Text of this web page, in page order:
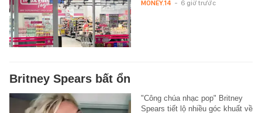
MONEY.14 - 6 giờ trước
Britney Spears bất ổn
"Công chúa nhạc pop" Britney
Spears tiết lộ nhiều góc khuất về